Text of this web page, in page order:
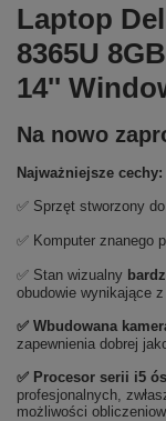
Laptop
8365U
14''
Na nowo
Najważniejsze cechy:
✅ Sprzęt stworzony do
✅ Komputer znanego
✅ Stan wizualny
obudowie wynikające
✅ Wbudowana
zapewnienia dobrej
✅ Procesor serii i5
profesjonalnych,
możliwości